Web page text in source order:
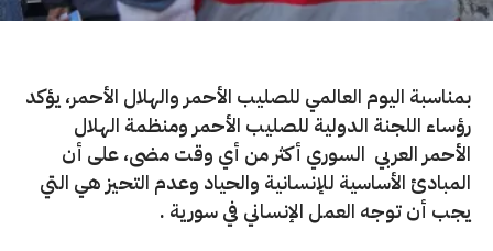
بمناسبة اليوم العالمي للصليب الأحمر والهلال الأحمر، يؤكد
رؤساء اللجنة الدولية للصليب الأحمر ومنظمة الهلال
الأحمر العربي السوري أكثر من أي وقت مضى، على أن
المبادئ الأساسية للإنسانية والحياد وعدم التحيز هي التي
يجب أن توجه العمل الإنساني في سورية .